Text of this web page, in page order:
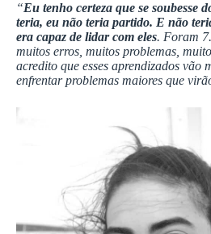
“Eu tenho certeza que se soubesse
teria, eu não teria partido. E não
era capaz de lidar com eles. Foram
muitos erros, muitos problemas,
acredito que esses aprendizados vão
enfrentar problemas maiores que